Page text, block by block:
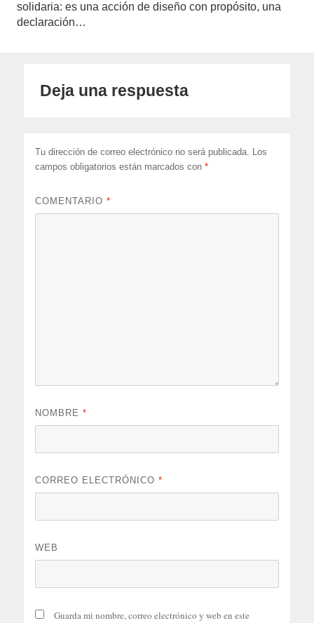
solidaria: es una acción de diseño con propósito, una
declaración…
Deja una respuesta
Tu dirección de correo electrónico no será publicada.
Los
campos obligatorios están marcados con*
COMENTARIO*
NOMBRE*
CORREO ELECTRÓNICO*
WEB
Guarda mi nombre, correo electrónico y web en este